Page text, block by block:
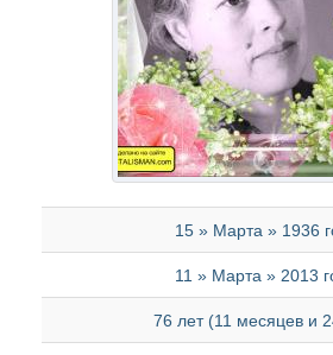
15 » Марта » 1936
11 » Марта » 2013
76 лет (11 месяцев и